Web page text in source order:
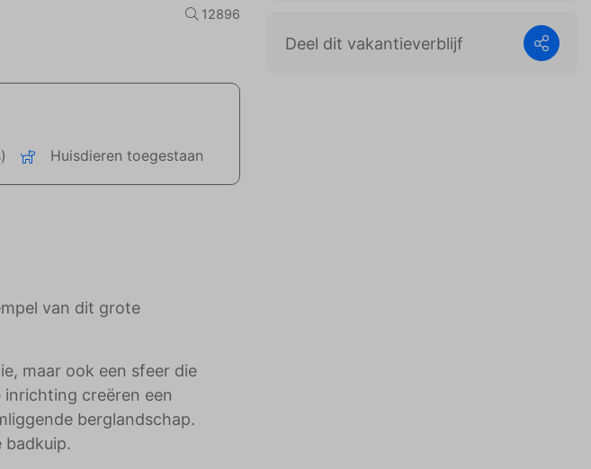
12896
Huisdieren toegestaan
van dit grote
maar ook een sfeer die
creëren een
berglandschap.
badkuip.
Deel dit vakantieverblijf
tot beveiligde gedeelten van
de individuele gebruiker. Deze